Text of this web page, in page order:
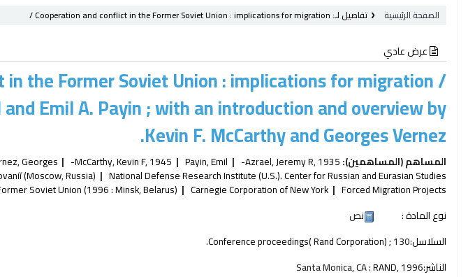
الصفحة الرئيسية تفاصيل لـ: Cooperation and conflict in the Former Soviet Union :implications for migration /
عرض عادي
the Former Soviet Union : implications for migration /
Emil A. Payin ; with an introduction and overview by
Kevin F. McCarthy and Georges Vernez.
المساهم (المساهمين): Azrael, Jeremy R, 1935-
Payin, Emil
McCarthy, Kevin F, 1945-
Georges
National Defense Research Institute (U.S.). Center for Russian and Eurasian Studies
(Moscow, Russia)
Forced Migration Projects
Carnegie Corporation of New York
Soviet Union(1996 : Minsk, Belarus)
نوع المادة :
نص
السلاسل:
Conference proceedings( Rand Corporation); 130.
الناشر:
Santa Monica, CA :RAND,1996